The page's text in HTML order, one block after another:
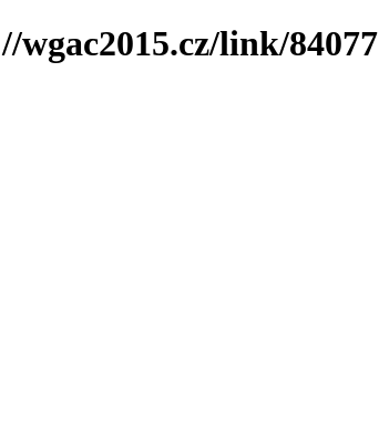
link/84077